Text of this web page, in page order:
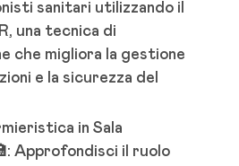
sanitari utilizzando il
una tecnica di
che migliora la gestione
e la sicurezza del
in Sala
Approfondisci il ruolo